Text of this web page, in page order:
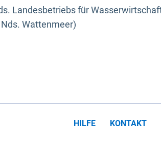
Landesbetriebs für
Wattenmeer)
HILFE KONTAKT